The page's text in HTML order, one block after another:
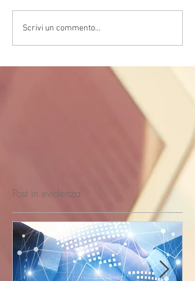
Scrivi un commento...
Post in evidenza